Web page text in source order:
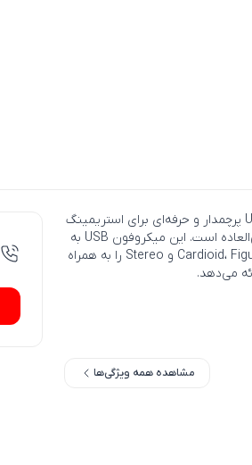
میکروفون Blue Yeti X یک میکروفون USB پرچمدار و حرفه‌ای برای استریمینگ
و تولید محتوا به همراه کیفیت صدای خارق‌العاده است. این میکروفون USB به
شما 4 الگو صدابرداری Cardioid، Figure 8، Bidirectional و Stereo را به همراه
مشاهده همه ویژگی‌ها